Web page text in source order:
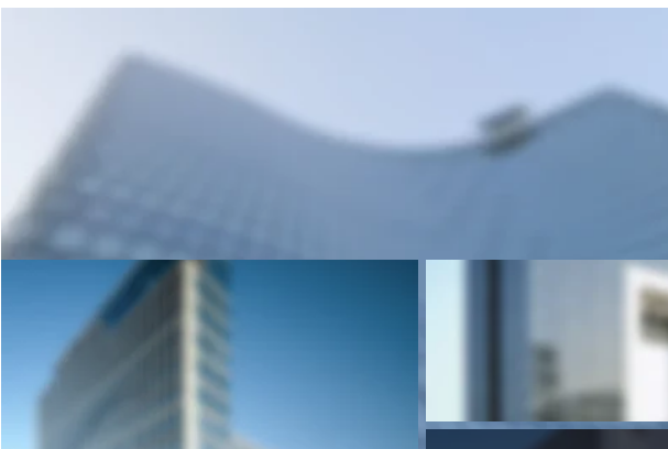
Glasfassaden bestehen in der Regel aus schmalen Aluminium- oder Stahlkonstruktionen,
Fenstern oder Glastüren gefüllt sind. Damit kommt den Fenstern hier eine ganz besondere
nicht nur Element der Fassade, sie bilden sozusagen die Fassade und bestimmen
Bei Glasfassaden wichtig: Die Kombination von Optik und Funktion. Die besondere
stellt auch besondere Anforderungen an Fenster und Material, die schon während des
berücksichtigt werden sollten. Unsere Experten stehen Bauherren und Architekten daher
Planungsprozesses bis zur Realisierung beratend zur Seite.